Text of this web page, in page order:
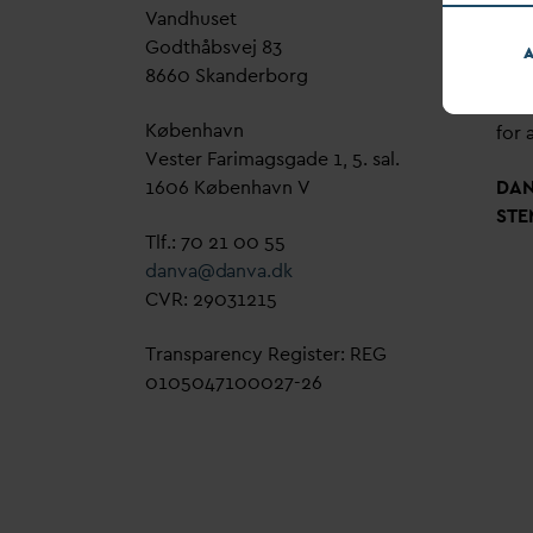
Vandhuset
Godthåbsvej 83
8660 Skanderborg
København
Vester Farimagsgade 1, 5. sal.
1606 København V
Tlf.: 70 21 00 55
danva@danva.dk
CVR: 29031215
Transparency Register: REG
0105047100027-26
for
DAN